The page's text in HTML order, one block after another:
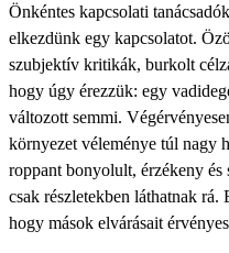
Önkéntes kapcsolati
elkezdünk egy kapcsolatot.
szubjektív kritikák, burkolt
hogy úgy érezzük: egy
változott semmi.
környezet véleménye túl nagy
roppant bonyolult, érzékeny
csak részletekben láthatnak rá.
hogy mások elvárásait